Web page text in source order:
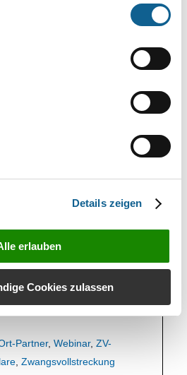
Details zeigen
erlauben
Cookies zulassen
Im Rahmen der Schulung
Headset Fragen gestellt
die Dozent/in im Laufe der
bis zum 04.11.2026 an.
Partner, Webinar, ZV-
, Zwangsvollstreckung